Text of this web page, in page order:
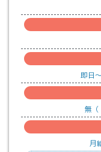
即日〜
無 （
月